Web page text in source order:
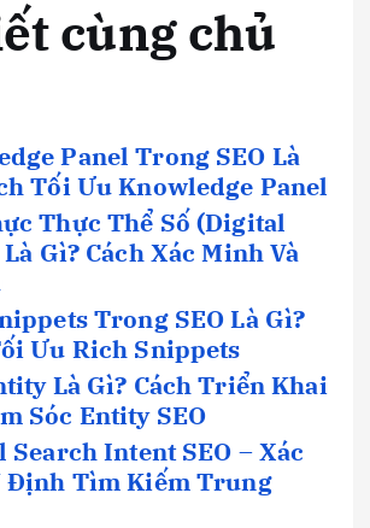
cùng chủ
Panel Trong SEO Là
Tối Ưu Knowledge Panel
Thực Thể Số (digital
Gì? Cách Xác Minh Và
Trong SEO Là Gì?
Ưu Rich Snippets
Là Gì? Cách Triển Khai
Sóc Entity SEO
Search Intent SEO – Xác
Định Tìm Kiếm Trung